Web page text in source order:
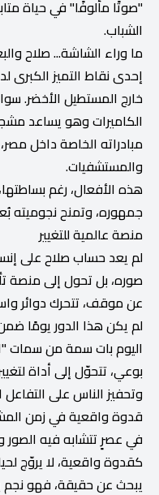
"صوتًا مألوفًا" في حياة
الشباب.
ما وراء الشاشة... صلاح
إحدى نقاط التميز
خارج المستطيل الأخضر.
الكاميرات وهو يساعد
مبادراته الخاصة داخل
والمستشفيات.
هذه الأفعال، رغم
جمهوره، وتمنح نجوميته
منصة عالمية للتغيير
لم يعد حساب صلاح على
صوره، بل تحول إلى منصة
عن موقف، تتحرك دوائر
لم يكن هذا الدور يومًا
اليوم بات سمة من سمات
بوعي، تتحوّل إلى أداة
وتحفيز الناس على
قدوة واقعية في زمن
في عصرٍ تتشابه فيه الصور
كقدوة واقعية، لا يروّج
يبحث عن حقيقة، فهو نجم